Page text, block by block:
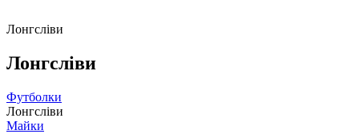
Лонгсліви
Лонгсліви
Футболки
Лонгсліви
Майки